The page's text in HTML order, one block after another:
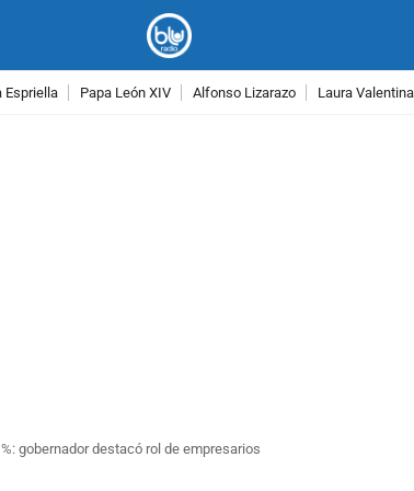
Espriella Papa León XIV Alfonso Lizarazo Laura
gobernador destacó rol de empresarios